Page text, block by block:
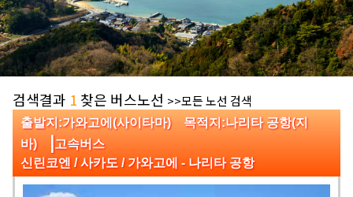
검색결과 1 찾은 버스노선 >>모든 노선 검색
출발지:가와고에(사이타마) 목적지:나리타 공항(지
바) |고속버스
신린코엔 / 사카도 / 가와고에 - 나리타 공항